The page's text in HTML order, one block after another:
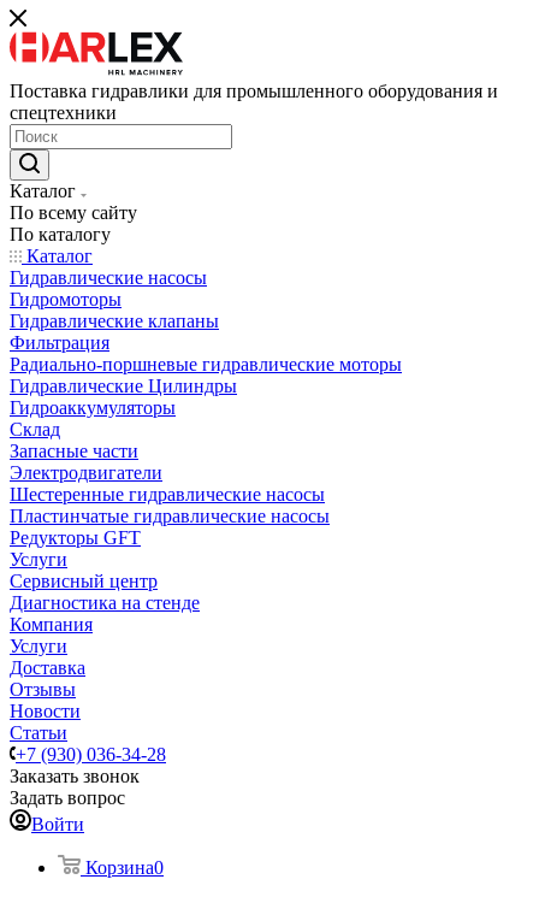
Поставка гидравлики для промышленного оборудования и
спецтехники
Каталог
По всему сайту
По каталогу
Каталог
Гидравлические насосы
Гидромоторы
Гидравлические клапаны
Фильтрация
Радиально-поршневые гидравлические моторы
Гидравлические Цилиндры
Гидроаккумуляторы
Склад
Запасные части
Электродвигатели
Шестеренные гидравлические насосы
Пластинчатые гидравлические насосы
Редукторы GFT
Услуги
Сервисный центр
Диагностика на стенде
Компания
Услуги
Доставка
Отзывы
Новости
Статьи
+7 (930) 036-34-28
Заказать звонок
Задать вопрос
Войти
Корзина0